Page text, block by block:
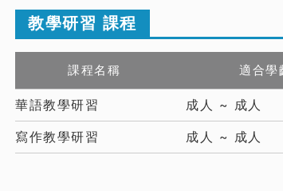
教學研習 課程
課程名稱 適合學
華語教學研習 成人 ~ 成人
寫作教學研習 成人 ~ 成人